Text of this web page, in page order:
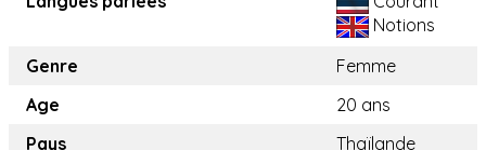
Notions
Genre
Femme
Age
20 ans
Pays
Thaïlande